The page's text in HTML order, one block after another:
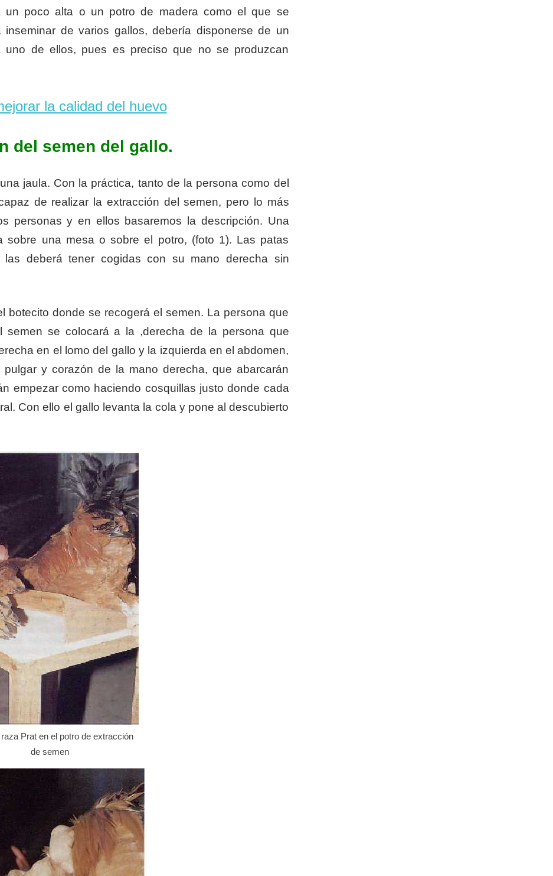
poco alta o un potro de madera como el que se
de varios gallos, debería disponerse de un
uno de ellos, pues es preciso que no se produzcan
la calidad del huevo
del semen del gallo.
jaula. Con la práctica, tanto de la persona como del
de realizar la extracción del semen, pero lo más
personas y en ellos basaremos la descripción. Una
sobre una mesa o sobre el potro, (foto 1). Las patas
deberá tener cogidas con su mano derecha sin
botecito donde se recogerá el semen. La persona que
semen se colocará a la ,derecha de la persona que
en el lomo del gallo y la izquierda en el abdomen,
y corazón de la mano derecha, que abarcarán
empezar como haciendo cosquillas justo donde cada
Con ello el gallo levanta la cola y pone al descubierto
Prat en el potro de extracción
de semen